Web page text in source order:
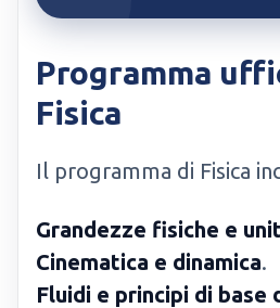
Programma
Fisica
Il programma di Fisica
Grandezze fisiche e
Cinematica e dinamica.
Fluidi e principi di base